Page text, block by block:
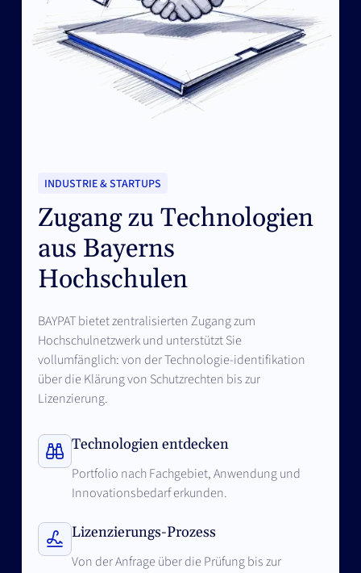
INDUSTRIE & STARTUPS
Zugang zu Technologien
aus Bayerns
Hochschulen
BAYPAT bietet zentralisierten Zugang zum
Hochschulnetzwerk und unterstützt Sie
vollumfänglich: von der Technologie-identifikation
über die Klärung von Schutzrechten bis zur
Lizenzierung.
Technologien entdecken
Portfolio nach Fachgebiet, Anwendung und
Innovationsbedarf erkunden.
Lizenzierungs-Prozess
Von der Anfrage über die Prüfung bis zur